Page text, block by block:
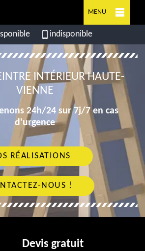
MENU
indisponible
INTÉRIEUR HAUTE-
VIENNE
24h/24 sur 7j/7 en cas
d'urgence
RÉALISATIONS
NOUS !
Devis gratuit